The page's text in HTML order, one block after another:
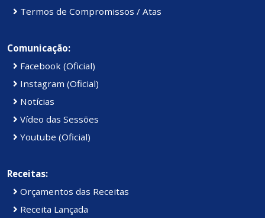
Termos de Compromissos / Atas
Comunicação:
Facebook (Oficial)
Instagram (Oficial)
Notícias
Vídeo das Sessões
Youtube (Oficial)
Receitas:
Orçamentos das Receitas
Receita Lançada